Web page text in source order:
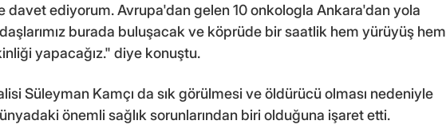
davet ediyorum. Avrupa'dan gelen 10 onkologla Ankara'dan yola
burada buluşacak ve köprüde bir saatlik hem yürüyüş hem
yapacağız." diye konuştu.
Süleyman Kamçı da sık görülmesi ve öldürücü olması nedeniyle
önemli sağlık sorunlarından biri olduğuna işaret etti.